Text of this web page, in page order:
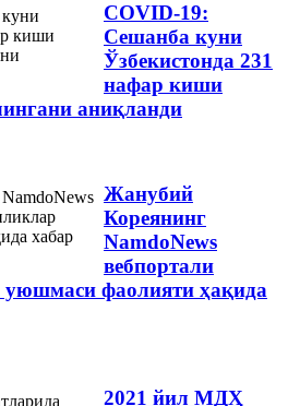
COVID-19:
Сешанба куни
Ўзбекистонда 231
нафар киши
аниқланди
Жанубий
Кореянинг
NamdoNews
вебпортали
уюшмаси фаолияти ҳақида
2021 йил МДҲ